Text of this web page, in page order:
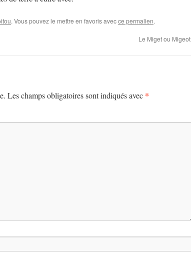
. Vous pouvez le mettre en favoris avecce permalien.
Le Miget ou Migeot
Les champs obligatoires sont indiqués avec *